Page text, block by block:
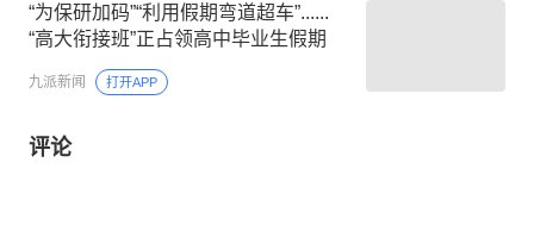
“为保研加码”“利用假期弯道超车”......
“高大衔接班”正占领高中毕业生假期
九派新闻 打开APP
评论